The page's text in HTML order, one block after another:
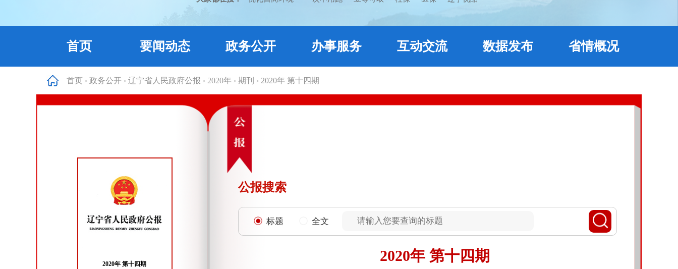
首页 要闻动态 政务公开 办事服务 互动交流 数据发布 省情概况
首页 > 政务公开 > 辽宁省人民政府公报 > 2020年 > 期刊 > 2020年 第十四期
2020年 第十四期
公报搜索
标题 全文
2020年 第十四期